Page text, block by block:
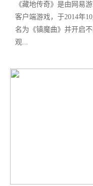
《藏地传奇》是由网易
客户端游戏，于2014年
名为《镇魔曲》并开启
观...